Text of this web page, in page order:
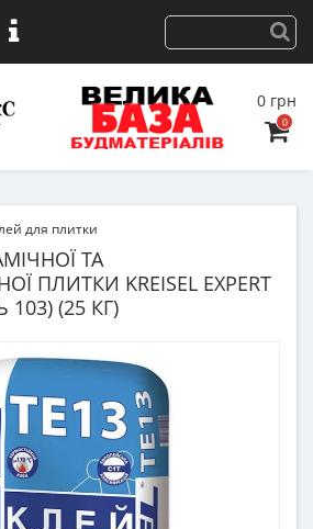
0 грн
0
для плитки
ТА
ПЛИТКИ KREISEL EXPERT
103) (25 КГ)